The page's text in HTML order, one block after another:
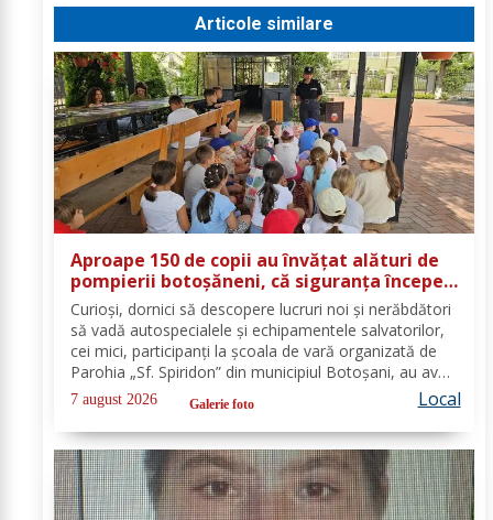
Articole similare
Aproape 150 de copii au învățat alături de
pompierii botoșăneni, că siguranța începe
cu un gest simplu
Curioși, dornici să descopere lucruri noi și nerăbdători
să vadă autospecialele și echipamentele salvatorilor,
cei mici, participanți la școala de vară organizată de
Parohia „Sf. Spiridon” din municipiul Botoșani, au avut
parte de o întâlnire interactivă despre prevenirea
situațiilor de urgență și...
7 august 2026 Galerie foto Local